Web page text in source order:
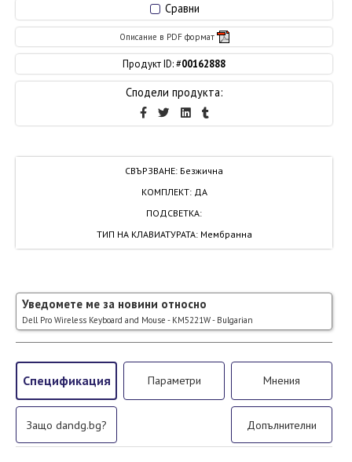
СВЪРЗВАНЕ: Безжична
КОМПЛЕКТ: ДА
ПОДСВЕТКА:
ТИП НА КЛАВИАТУРАТА: Мембранна
Сравни
Описание в PDF формат
Продукт ID: #00162888
Сподели продукта:
Уведомете ме за новини относно
Dell Pro Wireless Keyboard and Mouse - KM5221W - Bulgarian
Спецификация Параметри Мнения
Защо dandg.bg? Допълнителни